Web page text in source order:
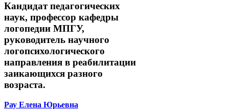
Кандидат педагогических
наук, профессор кафедры
логопедии МПГУ,
руководитель научного
логопсихологического
направления в реабилитации
заикающихся разного
возраста.
Рау Елена Юрьевна